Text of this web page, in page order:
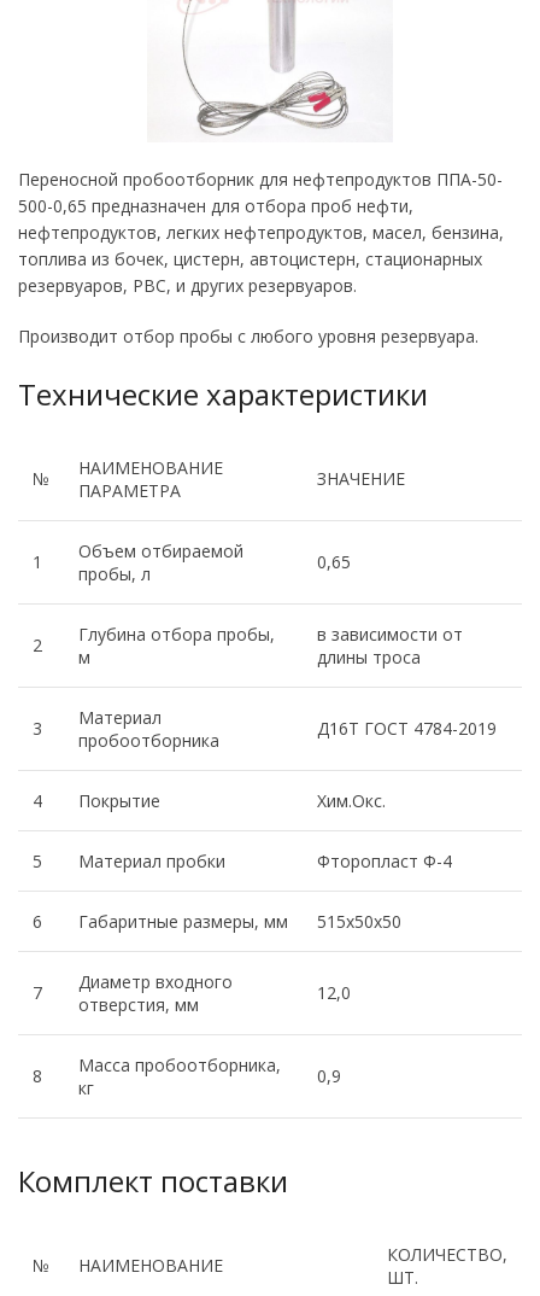
Переносной пробоотборник для нефтепродуктов ППА-50-
500-0,65 предназначен для отбора проб нефти,
нефтепродуктов, легких нефтепродуктов, масел, бензина,
топлива из бочек, цистерн, автоцистерн, стационарных
резервуаров, РВС, и других резервуаров.
Производит отбор пробы с любого уровня резервуара.
Технические характеристики
№
НАИМЕНОВАНИЕ
ПАРАМЕТРА
ЗНАЧЕНИЕ
1
Объем отбираемой
пробы, л
0,65
2
Глубина отбора пробы,
м
в зависимости от
длины троса
3
Материал
пробоотборника
Д16Т ГОСТ 4784-2019
4 Покрытие Хим.Окс.
5 Материал пробки Фторопласт Ф-4
6 Габаритные размеры, мм 515х50х50
7
Диаметр входного
отверстия, мм
12,0
8
Масса пробоотборника,
кг
0,9
Комплект поставки
№ НАИМЕНОВАНИЕ
КОЛИЧЕСТВО,
ШТ.